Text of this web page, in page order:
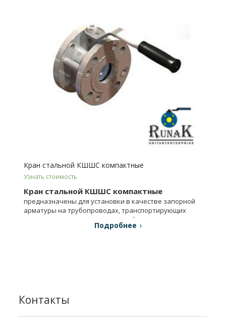
Кран стальной КШШС компактные
Узнать стоимость
Кран стальной КШШС компактные
предназначены для установки в качестве запорной
арматуры на трубопроводах, транспортирующих
холодную и горячую воду, газ, нефтепродукты и др.
Подробнее
Контакты